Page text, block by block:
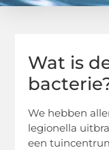
Wat is
We hebben
legionella
een